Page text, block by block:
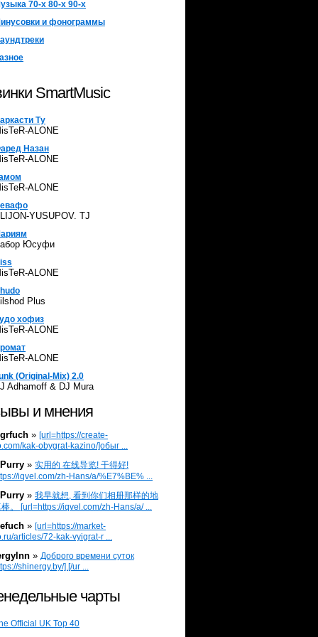
70-х 80-х 90-х
и фонограммы
SmartMusic
Ту
ALONE
Назан
ALONE
ALONE
YUSUPOV. TJ
Юсуфи
ALONE
Plus
хофиз
ALONE
ALONE
(Original-Mix) 2.0
Adhamoff & DJ Mura
и мнения
» [url=https://create-
kak-obygrat-kazino/]обыг ...
» 实用的 在线导览! 干得好!
iqvel.com/zh-Hans/a/%E7%BE% ...
» 我早就想, 看到你们相册那样的地
。 [url=https://iqvel.com/zh-Hans/a/ ...
» [url=https://market-
articles/72-kak-vyigrat-r ...
» Доброго времени суток
shinergy.by/].[/ur ...
чарты
Official UK Top 40